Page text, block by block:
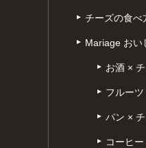
チーズの食べ
Mariage おい
お酒 ×
フルー
パン ×
コーヒ